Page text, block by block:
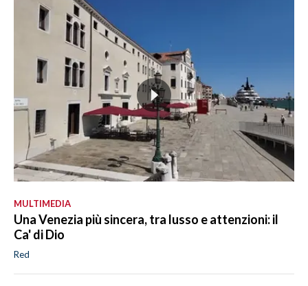
MULTIMEDIA
Una Venezia più sincera, tra lusso e attenzioni: il
Ca' di Dio
Red